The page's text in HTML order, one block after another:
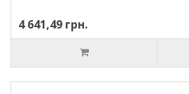
4 641,49 грн.